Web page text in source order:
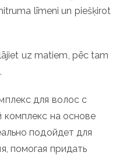
līmeni un piešķirot
uz matiem, pēc tam
для волос с
на основе
подойдет для
помогая придать